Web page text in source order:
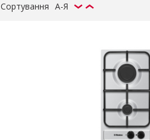
Сортування А-Я